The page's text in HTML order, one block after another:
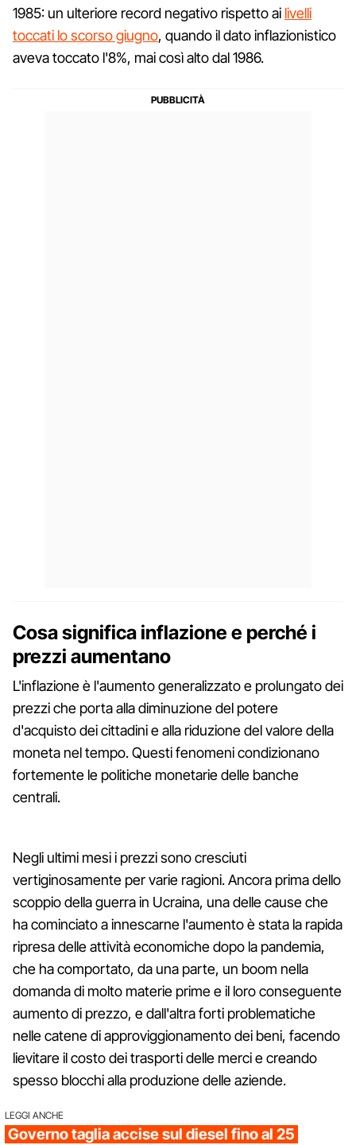
1985: un ulteriore record negativo rispetto ai livelli
toccati lo scorso giugno, quando il dato inflazionistico
aveva toccato l'8%, mai così alto dal 1986.
Cosa significa inflazione e perché i
prezzi aumentano
L'inflazione è l'aumento generalizzato e prolungato dei
prezzi che porta alla diminuzione del potere
d'acquisto dei cittadini e alla riduzione del valore della
moneta nel tempo. Questi fenomeni condizionano
fortemente le politiche monetarie delle banche
centrali.
Negli ultimi mesi i prezzi sono cresciuti
vertiginosamente per varie ragioni. Ancora prima dello
scoppio della guerra in Ucraina, una delle cause che
ha cominciato a innescarne l'aumento è stata la rapida
ripresa delle attività economiche dopo la pandemia,
che ha comportato, da una parte, un boom nella
domanda di molto materie prime e il loro conseguente
aumento di prezzo, e dall'altra forti problematiche
nelle catene di approviggionamento dei beni, facendo
lievitare il costo dei trasporti delle merci e creando
spesso blocchi alla produzione delle aziende.
LEGGI ANCHE
Governo taglia accise sul diesel fino al 25